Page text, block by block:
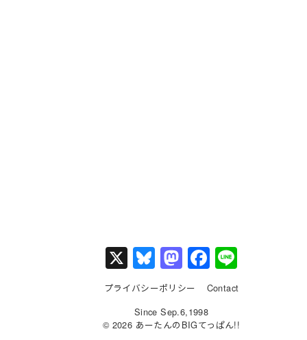
X Bl
u
e
s
M
a
st
o
F
a
c
e
プライバシーポリシー
Contact
Since Sep.6,1998
© 2026 あーたんのBIGてっぱん!!